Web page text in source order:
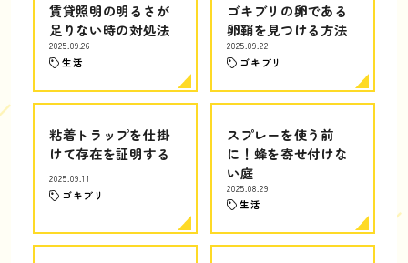
賃貸照明の明るさが
足りない時の対処法
2025.09.26
生活
ゴキブリの卵である
卵鞘を見つける方法
2025.09.22
ゴキブリ
粘着トラップを仕掛
けて存在を証明する
2025.09.11
ゴキブリ
スプレーを使う前
に！蜂を寄せ付けな
い庭
2025.08.29
生活